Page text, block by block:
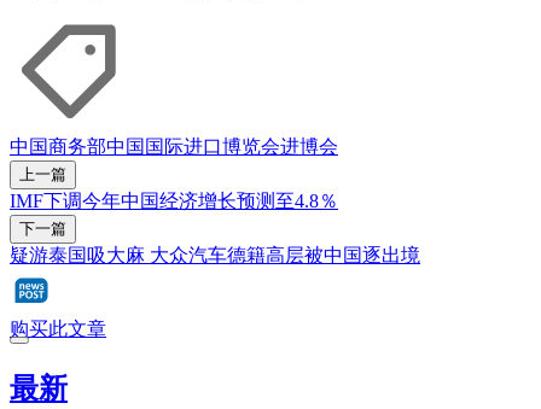
中国商务部中国国际进口博览会进博会
上一篇
IMF下调今年中国经济增长预测至4.8％
下一篇
疑游泰国吸大麻 大众汽车德籍高层被中国逐出境
购买此文章
最新